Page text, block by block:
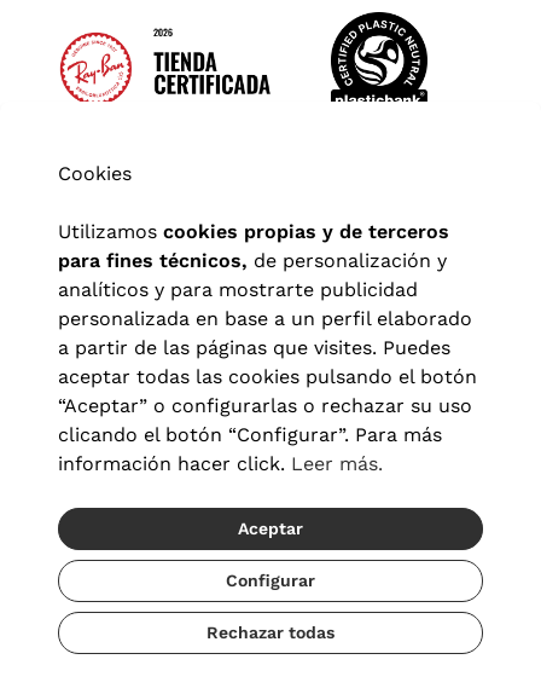
Aviso legal| Política de privacidad Términos y condiciones
Política de cookies|Configuración de cookies
© 2026 Visionlab España
Cookies
Utilizamos cookies propias y de terceros
para fines técnicos, de personalización y
analíticos y para mostrarte publicidad
personalizada en base a un perfil elaborado
a partir de las páginas que visites. Puedes
aceptar todas las cookies pulsando el botón
“Aceptar” o configurarlas o rechazar su uso
clicando el botón “Configurar”. Para más
información hacer click. Leer más.
Aceptar
Configurar
Rechazar todas